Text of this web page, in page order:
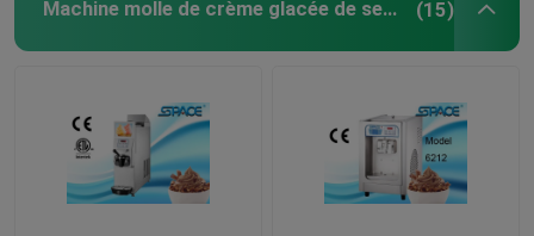
machine congelée de boissons
Machine de distributeur de jus
Machine molle de crème glacée de service (15)